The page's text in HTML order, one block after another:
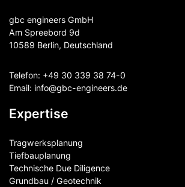
gbc engineers GmbH
Am Spreebord 9d
10589 Berlin, Deutschland
Telefon: +49 30 339 38 74-0
Email: info@gbc-engineers.de
Expertise
Tragwerksplanung
Tiefbauplanung
Technische Due Diligence
Grundbau / Geotechnik